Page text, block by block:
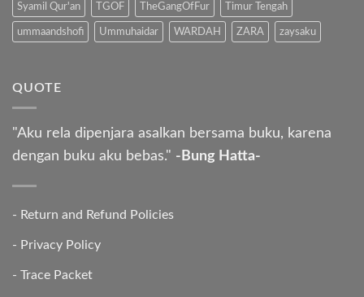
Syamil Qur'an TGOF TheGangOfFur Timur Tengah
ummaandshofi Ummuhaidar WARDAH ZARA zaysaku
QUOTE
"Aku rela dipenjara asalkan bersama buku, karena
dengan buku aku bebas." -Bung Hatta-
- Return and Refund Policies
- Privacy Policy
- Trace Packet